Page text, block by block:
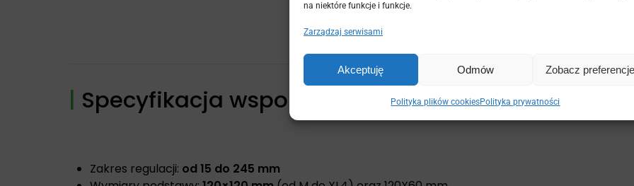
na niektóre funkcje i funkcje.
Zarządzaj serwisami
Akceptuję Odmów Zobacz preferencje
Polityka plików cookiesPolityka prywatności
| Specyfikacja wsporników pod legary
Zakres regulacji: od 15 do 245 mm